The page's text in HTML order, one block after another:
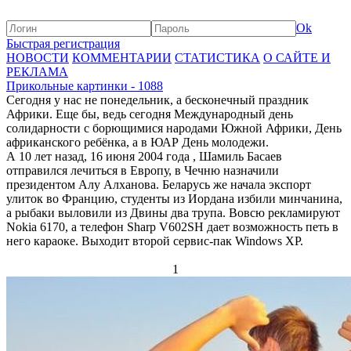
Ok
Быстрая регистрация
НОВОСТИ КОММЕНТАРИИ СТАТИСТИКА О САЙТЕ И
РЕКЛАМА
Прикольные картинки - 1088
Сегодня у нас не понедельник, а бесконечный праздник
Африки. Еще бы, ведь сегодня Международный день
солидарности с борющимися народами Южной Африки, День
африканского ребёнка, а в ЮАР День молодежи.
А 10 лет назад, 16 июня 2004 года , Шамиль Басаев
отправился лечиться в Европу, в Чечню назначили
президентом Алу Алханова. Беларусь же начала экспорт
улиток во Францию, студенты из Иордана избили минчанина,
а рыбаки выловили из Двины два трупа. Вовсю рекламируют
Nokia 6170, а телефон Sharp V602SH дает возможность петь в
него караоке. Выходит второй сервис-пак Windows XP.
1